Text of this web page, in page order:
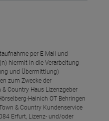
per E-Mail und
hiermit in die Verarbeitung
und Übermittlung)
zum Zwecke der
Country Haus Lizenzgeber
Hainich OT Behringen
& Country Kundenservice
Erfurt, Lizenz- und/oder